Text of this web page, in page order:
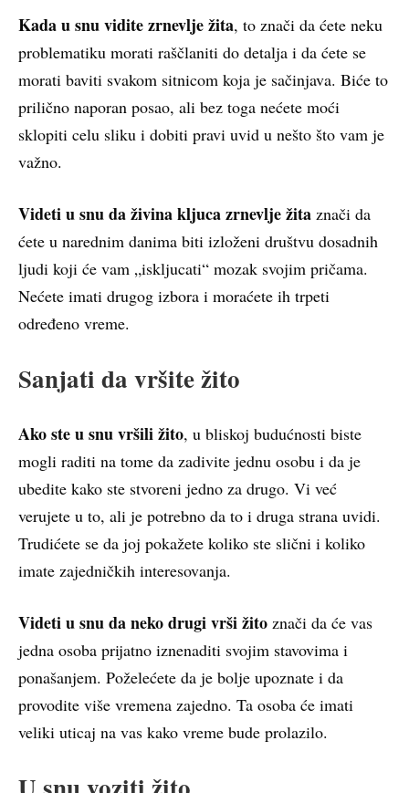
Kada u snu vidite zrnevlje žita, to znači da ćete neku
problematiku morati raščlaniti do detalja i da ćete se
morati baviti svakom sitnicom koja je sačinjava. Biće to
prilično naporan posao, ali bez toga nećete moći
sklopiti celu sliku i dobiti pravi uvid u nešto što vam je
važno.
Videti u snu da živina kljuca zrnevlje žita znači da
ćete u narednim danima biti izloženi društvu dosadnih
ljudi koji će vam „iskljucati“ mozak svojim pričama.
Nećete imati drugog izbora i moraćete ih trpeti
određeno vreme.
Sanjati da vršite žito
Ako ste u snu vršili žito, u bliskoj budućnosti biste
mogli raditi na tome da zadivite jednu osobu i da je
ubedite kako ste stvoreni jedno za drugo. Vi već
verujete u to, ali je potrebno da to i druga strana uvidi.
Trudićete se da joj pokažete koliko ste slični i koliko
imate zajedničkih interesovanja.
Videti u snu da neko drugi vrši žito znači da će vas
jedna osoba prijatno iznenaditi svojim stavovima i
ponašanjem. Poželećete da je bolje upoznate i da
provodite više vremena zajedno. Ta osoba će imati
veliki uticaj na vas kako vreme bude prolazilo.